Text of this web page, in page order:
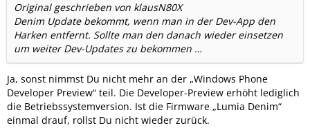
Original geschrieben von klausN80X
Denim Update bekommt, wenn man in der Dev-App den
Harken entfernt. Sollte man den danach wieder einsetzen
um weiter Dev-Updates zu bekommen …
Ja, sonst nimmst Du nicht mehr an der „Windows Phone
Developer Preview“ teil. Die Developer-Preview erhöht lediglich
die Betriebssystemversion. Ist die Firmware „Lumia Denim“
einmal drauf, rollst Du nicht wieder zurück.